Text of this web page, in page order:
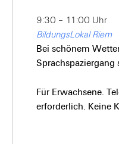
9:30 – 11:00 Uhr
BildungsLokal Riem
Bei schönem
Sprachspaziergang
Für Erwachsene.
erforderlich. Keine